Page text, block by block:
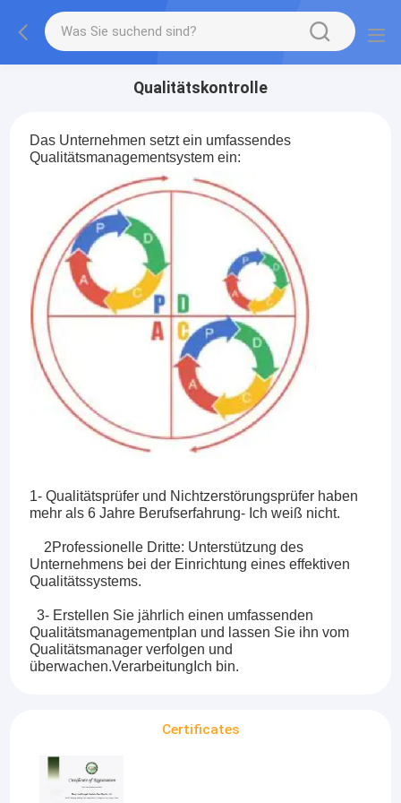
Qualitätskontrolle
Das Unternehmen setzt ein umfassendes
Qualitätsmanagementsystem ein:
1- Qualitätsprüfer und Nichtzerstörungsprüfer haben
mehr als 6 Jahre Berufserfahrung- Ich weiß nicht.
2Professionelle Dritte: Unterstützung des
Unternehmens bei der Einrichtung eines effektiven
Qualitätssystems.
3- Erstellen Sie jährlich einen umfassenden
Qualitätsmanagementplan und lassen Sie ihn vom
Qualitätsmanager verfolgen und
überwachen.Verarbeitung Ich bin.
Certificates